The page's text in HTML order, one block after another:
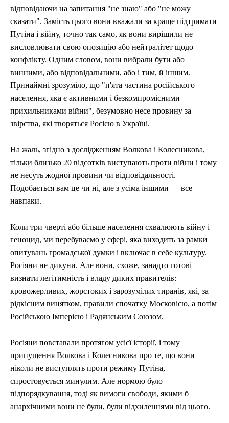
відповідаючи на запитання "не знаю" або "не можу
сказати". Замість цього вони вважали за краще підтримати
Путіна і війну, точно так само, як вони вирішили не
висловлювати свою опозицію або нейтралітет щодо
конфлікту. Одним словом, вони вибрали бути або
винними, або відповідальними, або і тим, й іншим.
Принаймні зрозуміло, що "п'ята частина російського
населення, яка є активними і безкомпромісними
прихильниками війни", безумовно несе провину за
звірства, які творяться Росією в Україні.
На жаль, згідно з дослідженням Волкова і Колесникова,
тільки близько 20 відсотків виступають проти війни і тому
не несуть жодної провини чи відповідальності.
Подобається вам це чи ні, але з усіма іншими — все
навпаки.
Коли три чверті або більше населення схвалюють війну і
геноцид, ми перебуваємо у сфері, яка виходить за рамки
опитувань громадської думки і включає в себе культуру.
Росіяни не дикуни. Але вони, схоже, занадто готові
визнати легітимність і владу диких правителів:
кровожерливих, жорстоких і зарозумілих тиранів, які, за
рідкісним винятком, правили спочатку Московією, а потім
Російською Імперією і Радянським Союзом.
Росіяни повставали протягом усієї історії, і тому
припущення Волкова і Колесникова про те, що вони
ніколи не виступлять проти режиму Путіна,
спростовується минулим. Але нормою було
підпорядкування, тоді як вимоги свободи, якими б
анархічними вони не були, були відхиленнями від цього.